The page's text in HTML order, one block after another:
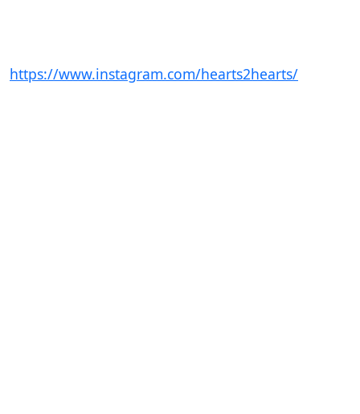
https://www.instagram.com/hearts2hearts/